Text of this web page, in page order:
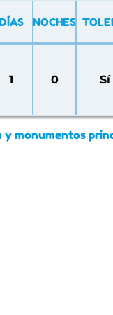
DÍAS NOCHES
1 0 Sí
y monumentos